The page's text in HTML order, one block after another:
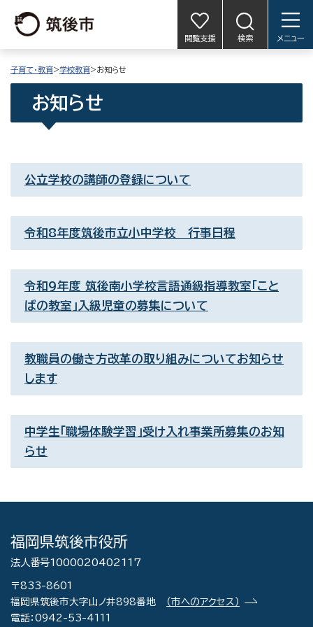
閲覧支援 検索 メニュー
子育て・教育>学校教育>お知らせ
お知らせ
公立学校の講師の登録について
令和8年度筑後市立小中学校 行事日程
令和9年度 筑後南小学校言語通級指導教室「こと
ばの教室」入級児童の募集について
教職員の働き方改革の取り組みについてお知らせ
します
中学生「職場体験学習」受け入れ事業所募集のお知
らせ
福岡県筑後市役所
法人番号1000020402117
〒833-8601
福岡県筑後市大字山ノ井898番地
（市へのアクセス）
電話：0942-53-4111